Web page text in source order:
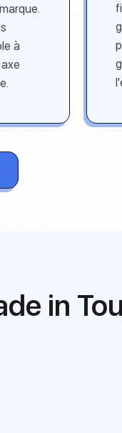
à
in